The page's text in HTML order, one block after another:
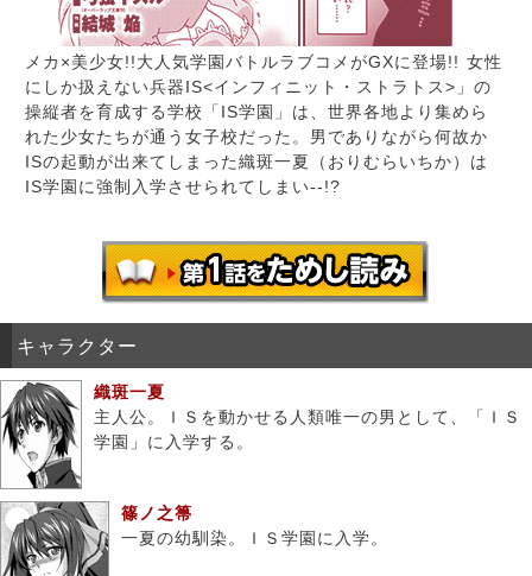
メカ×美少女!!大人気学園バトルラブコメがGXに登場!! 女性
にしか扱えない兵器IS<インフィニット・ストラトス>」の
操縦者を育成する学校「IS学園」は、世界各地より集めら
れた少女たちが通う女子校だった。男でありながら何故か
ISの起動が出来てしまった織斑一夏（おりむらいちか）は
IS学園に強制入学させられてしまい--!?
キャラクター
織斑一夏
主人公。ＩＳを動かせる人類唯一の男として、「ＩＳ
学園」に入学する。
篠ノ之箒
一夏の幼馴染。ＩＳ学園に入学。